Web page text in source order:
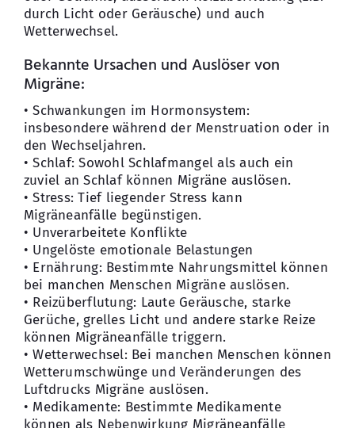
durch Licht oder Geräusche) und auch
Wetterwechsel.
Bekannte Ursachen und Auslöser von
Migräne:
• Schwankungen im Hormonsystem:
insbesondere während der Menstruation oder in
den Wechseljahren.
• Schlaf: Sowohl Schlafmangel als auch ein
zuviel an Schlaf können Migräne auslösen.
• Stress: Tief liegender Stress kann
Migräneanfälle begünstigen.
• Unverarbeitete Konflikte
• Ungelöste emotionale Belastungen
• Ernährung: Bestimmte Nahrungsmittel können
bei manchen Menschen Migräne auslösen.
• Reizüberflutung: Laute Geräusche, starke
Gerüche, grelles Licht und andere starke Reize
können Migräneanfälle triggern.
• Wetterwechsel: Bei manchen Menschen können
Wetterumschwünge und Veränderungen des
Luftdrucks Migräne auslösen.
• Medikamente: Bestimmte Medikamente
können als Nebenwirkung Migräneanfälle